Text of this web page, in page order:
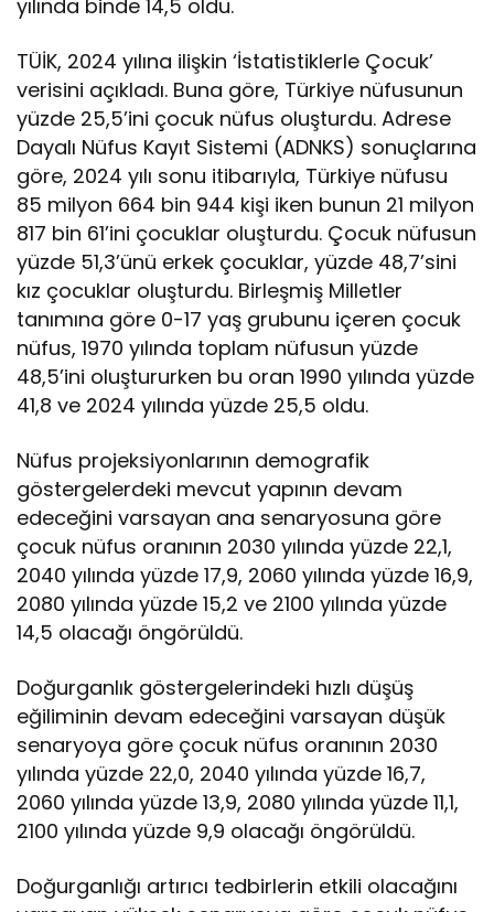
yılında binde 14,5 oldu.
TÜİK, 2024 yılına ilişkin ‘İstatistiklerle Çocuk’
verisini açıkladı. Buna göre, Türkiye nüfusunun
yüzde 25,5’ini çocuk nüfus oluşturdu. Adrese
Dayalı Nüfus Kayıt Sistemi (ADNKS) sonuçlarına
göre, 2024 yılı sonu itibarıyla, Türkiye nüfusu
85 milyon 664 bin 944 kişi iken bunun 21 milyon
817 bin 61’ini çocuklar oluşturdu. Çocuk nüfusun
yüzde 51,3’ünü erkek çocuklar, yüzde 48,7’sini
kız çocuklar oluşturdu. Birleşmiş Milletler
tanımına göre 0-17 yaş grubunu içeren çocuk
nüfus, 1970 yılında toplam nüfusun yüzde
48,5’ini oluştururken bu oran 1990 yılında yüzde
41,8 ve 2024 yılında yüzde 25,5 oldu.
Nüfus projeksiyonlarının demografik
göstergelerdeki mevcut yapının devam
edeceğini varsayan ana senaryosuna göre
çocuk nüfus oranının 2030 yılında yüzde 22,1,
2040 yılında yüzde 17,9, 2060 yılında yüzde 16,9,
2080 yılında yüzde 15,2 ve 2100 yılında yüzde
14,5 olacağı öngörüldü.
Doğurganlık göstergelerindeki hızlı düşüş
eğiliminin devam edeceğini varsayan düşük
senaryoya göre çocuk nüfus oranının 2030
yılında yüzde 22,0, 2040 yılında yüzde 16,7,
2060 yılında yüzde 13,9, 2080 yılında yüzde 11,1,
2100 yılında yüzde 9,9 olacağı öngörüldü.
Doğurganlığı artırıcı tedbirlerin etkili olacağını